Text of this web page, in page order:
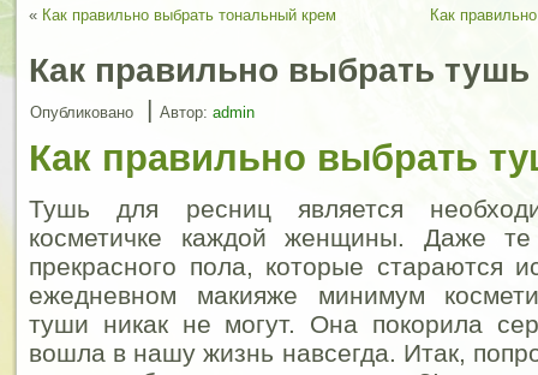
« Как правильно выбрать тональный крем Как
Как правильно выбрать тушь
Опубликовано | Автор: admin
Как правильно выбрать
Тушь для ресниц является
косметичке каждой женщины. Даже те
прекрасного пола, которые стараются
ежедневном макияже минимум
туши никак не могут. Она покорила
вошла в нашу жизнь навсегда. Итак,